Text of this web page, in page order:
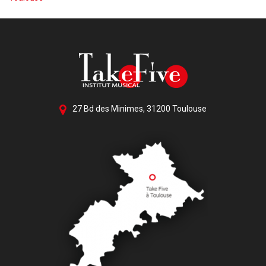
27 Bd des Minimes, 31200 Toulouse